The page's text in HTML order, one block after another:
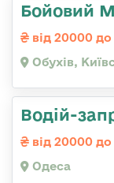
Бойовий
від 20000
Обухів,
Водій-
від 20000
Одеса